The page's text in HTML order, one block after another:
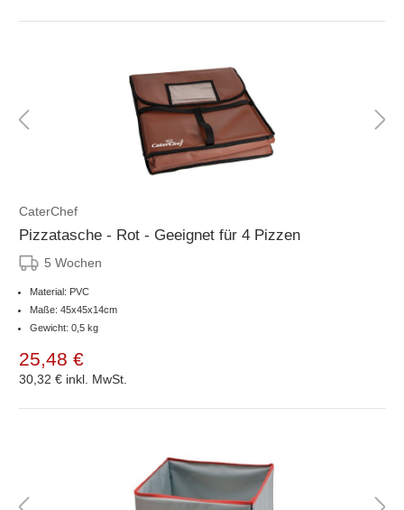
CaterChef
Pizzatasche - Rot - Geeignet für 4 Pizzen
5 Wochen
Material: PVC
Maße: 45x45x14cm
Gewicht: 0,5 kg
25,48 €
30,32 € inkl. MwSt.